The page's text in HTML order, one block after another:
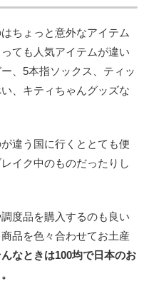
ちょっと意外なアイテム
ても人気アイテムが違い
、5本指ソックス、ティッ
、キティちゃんグッズな
違う国に行くととても便
イク中のものだったりし
度品を購入するのも良い
品を色々合わせてお土産
んなときは100均で日本のお